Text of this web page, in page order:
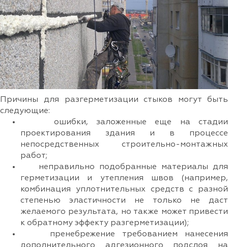
Причины для разгерметизации стыков могут быть
следующие:
ошибки, заложенные еще на стадии
проектирования здания и в процессе
непосредственных строительно-монтажных
работ;
неправильно подобранные материалы для
герметизации и утепления швов (например,
комбинация уплотнительных средств с разной
степенью эластичности не только не даст
желаемого результата, но также может привести
к обратному эффекту разгерметизации);
пренебрежение требованием нанесения